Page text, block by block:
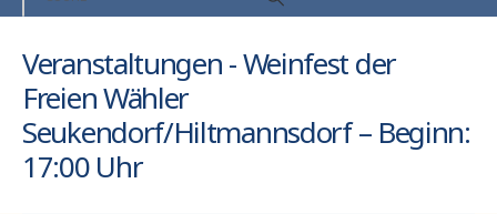
Veranstaltungen - Weinfest der
Freien Wähler
Seukendorf/Hiltmannsdorf – Beginn:
17:00 Uhr